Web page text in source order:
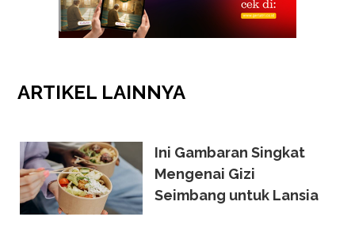
ARTIKEL LAINNYA
Ini Gambaran Singkat
Mengenai Gizi
Seimbang untuk Lansia